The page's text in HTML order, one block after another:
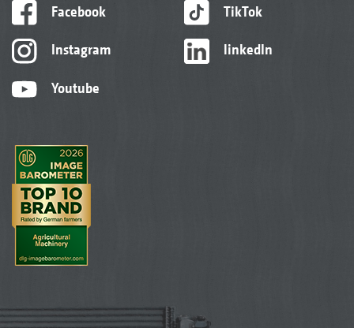
Facebook
Instagram
Youtube
TikTok
linkedIn